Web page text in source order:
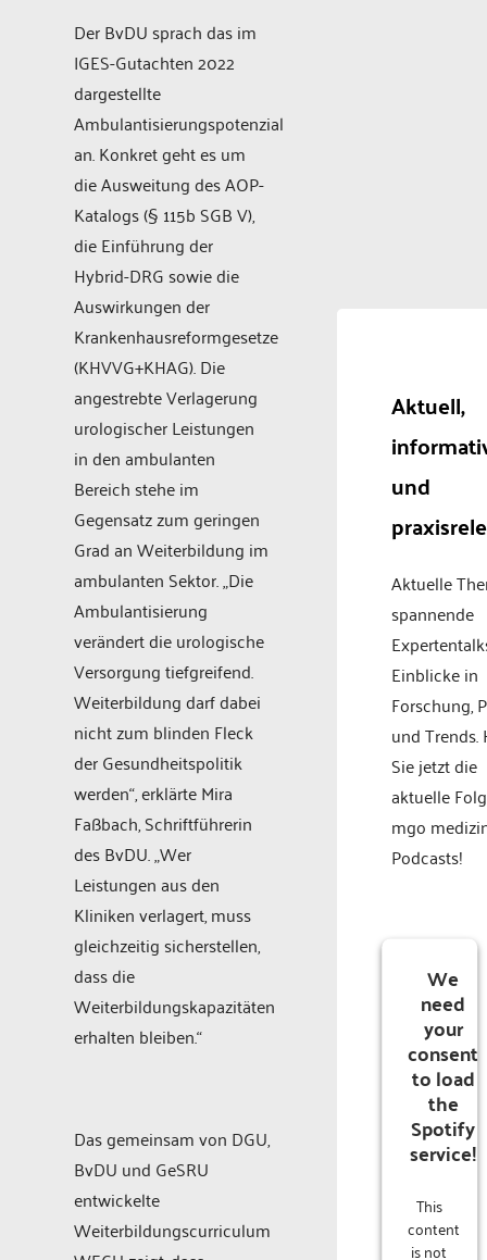
Der BvDU sprach das im
IGES-Gutachten 2022
dargestellte
Ambulantisierungspotenzial
an. Konkret geht es um
die Ausweitung des AOP-
Katalogs (§ 115b SGB V),
die Einführung der
Hybrid-DRG sowie die
Auswirkungen der
Krankenhausreformgesetze
(KHVVG+KHAG). Die
angestrebte Verlagerung
urologischer Leistungen
in den ambulanten
Bereich stehe im
Gegensatz zum geringen
Grad an Weiterbildung im
ambulanten Sektor. „Die
Ambulantisierung
verändert die urologische
Versorgung tiefgreifend.
Weiterbildung darf dabei
nicht zum blinden Fleck
der Gesundheitspolitik
werden“, erklärte Mira
Faßbach, Schriftführerin
des BvDU. „Wer
Leistungen aus den
Kliniken verlagert, muss
gleichzeitig sicherstellen,
dass die
Weiterbildungskapazitäten
erhalten bleiben.“
Das gemeinsam von DGU,
BvDU und GeSRU
entwickelte
Weiterbildungscurriculum
Aktuell,
und
Aktuelle
spannende
Einblicke in
Forschung,
und Trends.
Sie jetzt die
aktuelle
mgo
Podcasts!
We
need
your
consent
to load
the
Spotify
service!
This
content
is not